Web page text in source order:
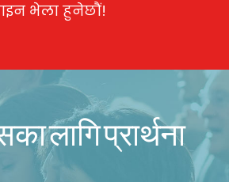
भेला हुनेछौं!
लागि प्रार्थना